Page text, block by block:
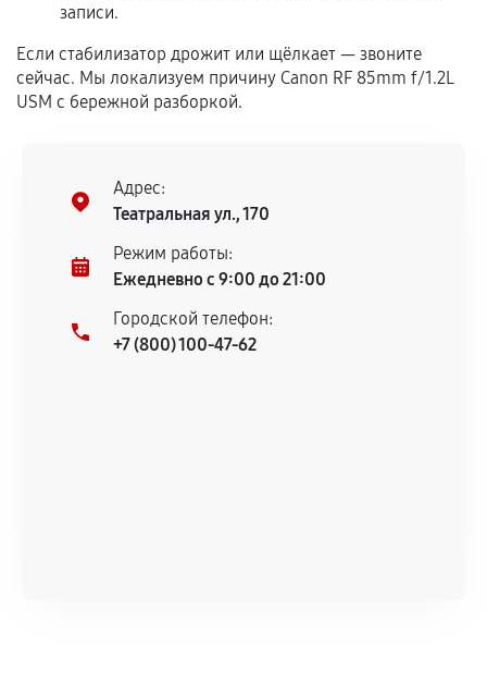
сохраняться полностью или частично, если
Предоставленные детали подходят по
техническим параметрам и не имеют внешних
центром.
При этом гарантия на сами комплектующие
продавца. За качество сторонних деталей
сервисный центр ответственности не несет.
записи.
Если стабилизатор дрожит или щёлкает — звоните
сейчас. Мы локализуем причину Canon RF 85mm f/1.2L
USM с бережной разборкой.
Адрес:
Театральная ул., 170
Режим работы:
Ежедневно с 9:00 до 21:00
Городской телефон:
+7 (800) 100-47-62